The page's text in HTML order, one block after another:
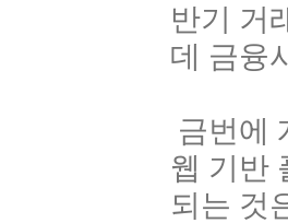
반기 거
데
금융
금번에
웹 기반
되는 것